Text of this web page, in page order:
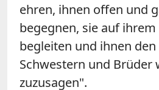
ehren, ihnen offen und
begegnen, sie auf ihrem
begleiten und ihnen den
Schwestern und Brüder
zuzusagen".